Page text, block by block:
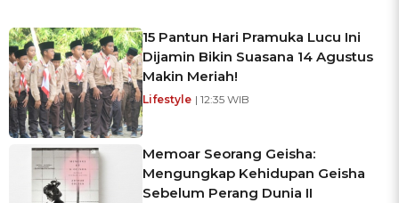
15 Pantun Hari Pramuka Lucu Ini
Dijamin Bikin Suasana 14 Agustus
Makin Meriah!
Lifestyle | 12:35 WIB
Memoar Seorang Geisha:
Mengungkap Kehidupan Geisha
Sebelum Perang Dunia II